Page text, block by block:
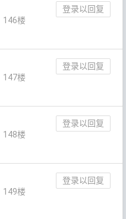
登录以回复
146楼
登录以回复
147楼
登录以回复
148楼
登录以回复
149楼